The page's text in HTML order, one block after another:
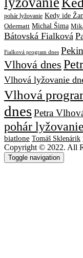
pohár lyžovanie Kedy ide
Odermatt Michal Šima
Bátovská Fialková
Fialková program dnes
Vlhová dnes
Vlhová lyžovanie
Vlhová
dnesPetra
pohár lyžovanie
biatlone Tomáš Sklenárik
Copyright © 2022. All
Toggle navigation